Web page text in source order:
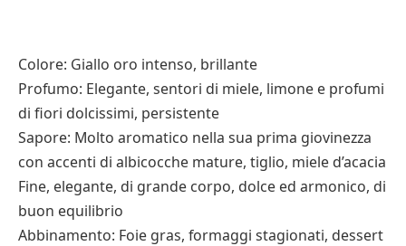
Colore: Giallo oro intenso, brillante
Profumo: Elegante, sentori di miele, limone e profumi
di fiori dolcissimi, persistente
Sapore: Molto aromatico nella sua prima giovinezza
con accenti di albicocche mature, tiglio, miele d’acacia
Fine, elegante, di grande corpo, dolce ed armonico, di
buon equilibrio
Abbinamento: Foie gras, formaggi stagionati, dessert